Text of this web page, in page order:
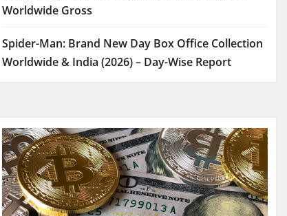
Worldwide Gross
Spider-Man: Brand New Day Box Office Collection
Worldwide & India (2026) – Day-Wise Report